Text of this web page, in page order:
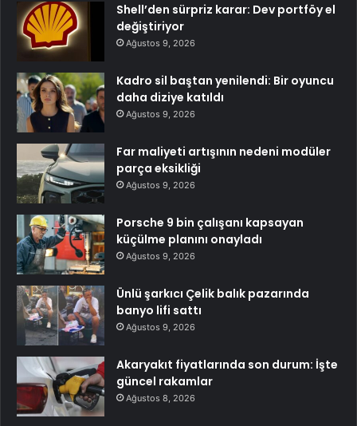
Shell’den sürpriz karar: Dev portföy el
değiştiriyor
Ağustos 9, 2026
Kadro sil baştan yenilendi: Bir oyuncu
daha diziye katıldı
Ağustos 9, 2026
Far maliyeti artışının nedeni modüler
parça eksikliği
Ağustos 9, 2026
Porsche 9 bin çalışanı kapsayan
küçülme planını onayladı
Ağustos 9, 2026
Ünlü şarkıcı Çelik balık pazarında
banyo lifi sattı
Ağustos 9, 2026
Akaryakıt fiyatlarında son durum: İşte
güncel rakamlar
Ağustos 8, 2026